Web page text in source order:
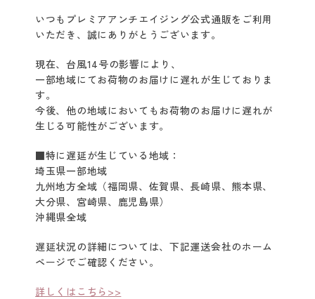
ベストコスメ受賞履歴
商品一覧
カラーケアシリーズ
クレイスパ
クイックカラー
クレイスパ
クレイスパ
いつもプレミアアンチエイジング公式通販をご利用
いただき、誠にありがとうございます。
現在、台風14号の影響により、
一部地域にてお荷物のお届けに遅れが生じておりま
す。
今後、他の地域においてもお荷物のお届けに遅れが
生じる可能性がございます。
■特に遅延が生じている地域：
埼玉県一部地域
九州地方全域（福岡県、佐賀県、長崎県、熊本県、
大分県、宮崎県、鹿児島県）
沖縄県全域
遅延状況の詳細については、下記運送会社のホーム
ページでご確認ください。
詳しくはこちら>>